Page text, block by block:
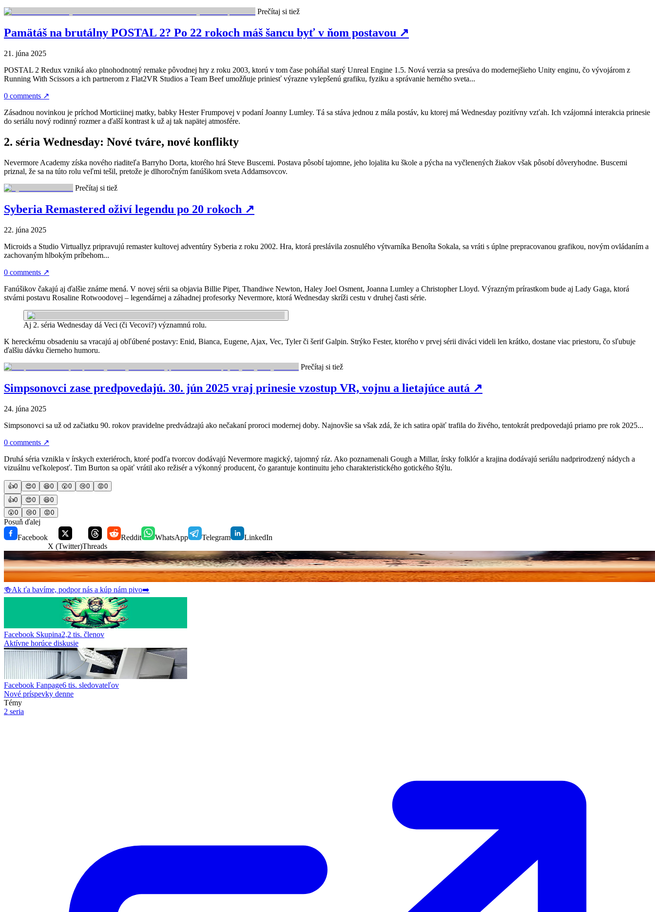
Prečítaj si tiež
Pamätáš na brutálny POSTAL 2? Po 22 rokoch máš šancu byť v ňom postavou ↗
21. júna 2025
POSTAL 2 Redux vzniká ako plnohodnotný remake pôvodnej hry z roku 2003, ktorú v tom čase poháňal starý Unreal Engine 1.5. Nová verzia sa presúva do modernejšieho Unity enginu, čo vývojárom z
Running With Scissors a ich partnerom z Flat2VR Studios a Team Beef umožňuje priniesť výrazne vylepšenú grafiku, fyziku a správanie herného sveta...
0 comments ↗
Zásadnou novinkou je príchod Morticiinej matky, babky Hester Frumpovej v podaní Joanny Lumley. Tá sa stáva jednou z mála postáv, ku ktorej má Wednesday pozitívny vzťah. Ich vzájomná interakcia prinesie
do seriálu nový rodinný rozmer a ďalší kontrast k už aj tak napätej atmosfére.
2. séria Wednesday: Nové tváre, nové konflikty
Nevermore Academy získa nového riaditeľa Barryho Dorta, ktorého hrá Steve Buscemi. Postava pôsobí tajomne, jeho lojalita ku škole a pýcha na vyčlenených žiakov však pôsobí dôveryhodne. Buscemi
priznal, že sa na túto rolu veľmi tešil, pretože je dlhoročným fanúšikom sveta Addamsovcov.
Prečítaj si tiež
Syberia Remastered oživí legendu po 20 rokoch ↗
22. júna 2025
Microids a Studio Virtuallyz pripravujú remaster kultovej adventúry Syberia z roku 2002. Hra, ktorá preslávila zosnulého výtvarníka Benoîta Sokala, sa vráti s úplne prepracovanou grafikou, novým ovládaním a
zachovaným hlbokým príbehom...
0 comments ↗
Fanúšikov čakajú aj ďalšie známe mená. V novej sérii sa objavia Billie Piper, Thandiwe Newton, Haley Joel Osment, Joanna Lumley a Christopher Lloyd. Výrazným prírastkom bude aj Lady Gaga, ktorá
stvárni postavu Rosaline Rotwoodovej – legendárnej a záhadnej profesorky Nevermore, ktorá Wednesday skríži cestu v druhej časti série.
Aj 2. séria Wednesday dá Veci (či Vecovi?) významnú rolu.
K hereckému obsadeniu sa vracajú aj obľúbené postavy: Enid, Bianca, Eugene, Ajax, Vec, Tyler či šerif Galpin. Strýko Fester, ktorého v prvej sérii diváci videli len krátko, dostane viac priestoru, čo sľubuje
ďalšiu dávku čierneho humoru.
Prečítaj si tiež
Simpsonovci zase predpovedajú. 30. jún 2025 vraj prinesie vzostup VR, vojnu a lietajúce autá ↗
24. júna 2025
Simpsonovci sa už od začiatku 90. rokov pravidelne predvádzajú ako nečakaní proroci modernej doby. Najnovšie sa však zdá, že ich satira opäť trafila do živého, tentokrát predpovedajú priamo pre rok 2025...
0 comments ↗
Druhá séria vznikla v írskych exteriéroch, ktoré podľa tvorcov dodávajú Nevermore magický, tajomný ráz. Ako poznamenali Gough a Millar, írsky folklór a krajina dodávajú seriálu nadprirodzený nádych a
vizuálnu veľkoleposť. Tim Burton sa opäť vrátil ako režisér a výkonný producent, čo garantuje kontinuitu jeho charakteristického gotického štýlu.
👍0 😍0 😆0 😮0 😢0 😡0
👍0 😍0 😆0
😮0 😢0 😡0
Posuň ďalej
Facebook
X (Twitter)Threads
Reddit WhatsApp Telegram LinkedIn
🍻Ak ťa bavíme, podpor nás a kúp nám pivo➡️
Facebook Skupina2,2 tis. členov
Aktívne horúce diskusie
Facebook Fanpage6 tis. sledovateľov
Nové príspevky denne
Témy
2 seria